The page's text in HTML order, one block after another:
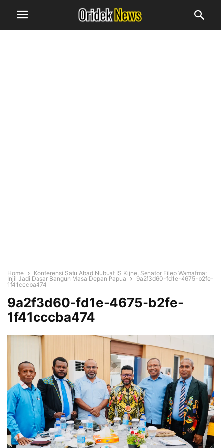
Home
Konferensi Satu Abad Nubuat IS Kijne, Senator Filep Wamafma:
Injil Jadi Dasar Bangun Masa Depan Papua
9a2f3d60-fd1e-4675-b2fe-
1f41cccba474
9a2f3d60-fd1e-4675-b2fe-
1f41cccba474